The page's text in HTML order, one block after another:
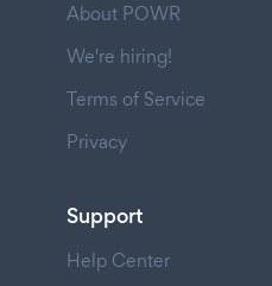
About POWR
We're hiring!
Terms of Service
Privacy
Support
Help Center